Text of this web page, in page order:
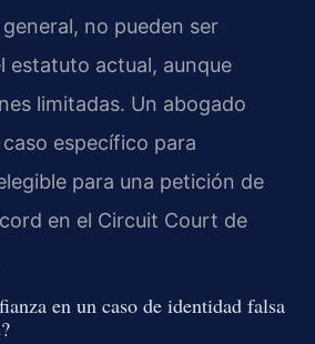
no pueden ser
estatuto actual, aunque
limitadas. Un abogado
específico para
para una petición de
en el Circuit Court de
en un caso de identidad falsa